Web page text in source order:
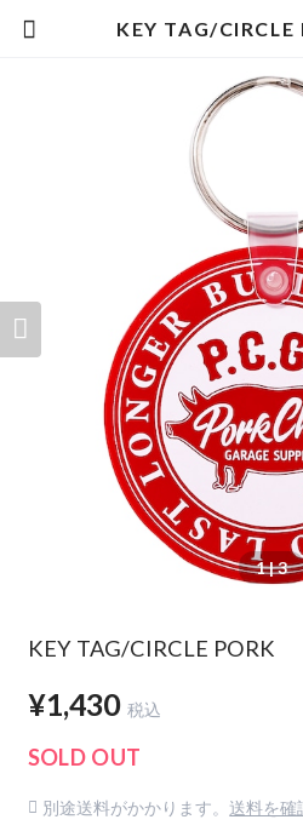
1| 3
KEY TAG/CIRCLE PORK
¥1,430 税込
SOLD OUT
別途送料がかかります。 送料を確